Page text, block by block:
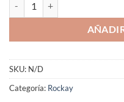
SKU: N/D
Categoría: Rockay